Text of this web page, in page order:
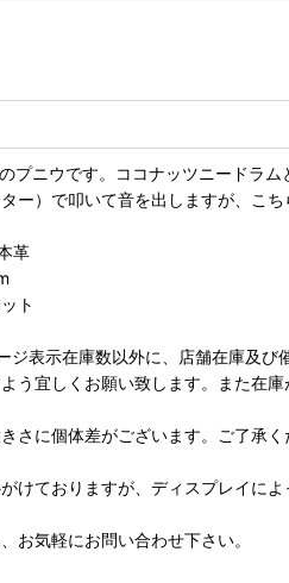
プニウです。ココナッツニードラム
ー）で叩いて音を出しますが、こ
革
ト
ジ表示在庫数以外に、店舗在庫及
う宜しくお願い致します。また在
さに個体差がございます。ご了承
けておりますが、ディスプレイに
お気軽にお問い合わせ下さい。